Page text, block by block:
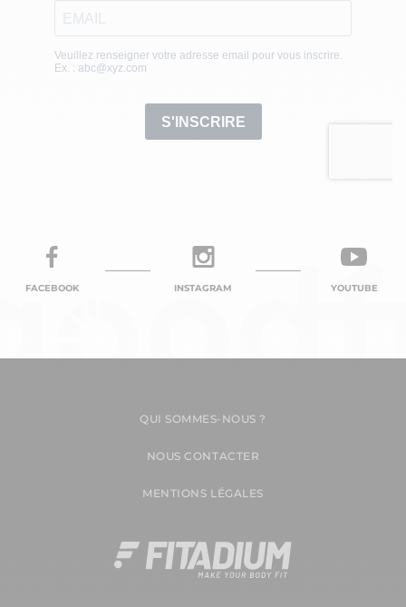
FACEBOOK INSTAGRAM YOUTUBE
QUI SOMMES-NOUS ?
NOUS CONTACTER
MENTIONS LÉGALES